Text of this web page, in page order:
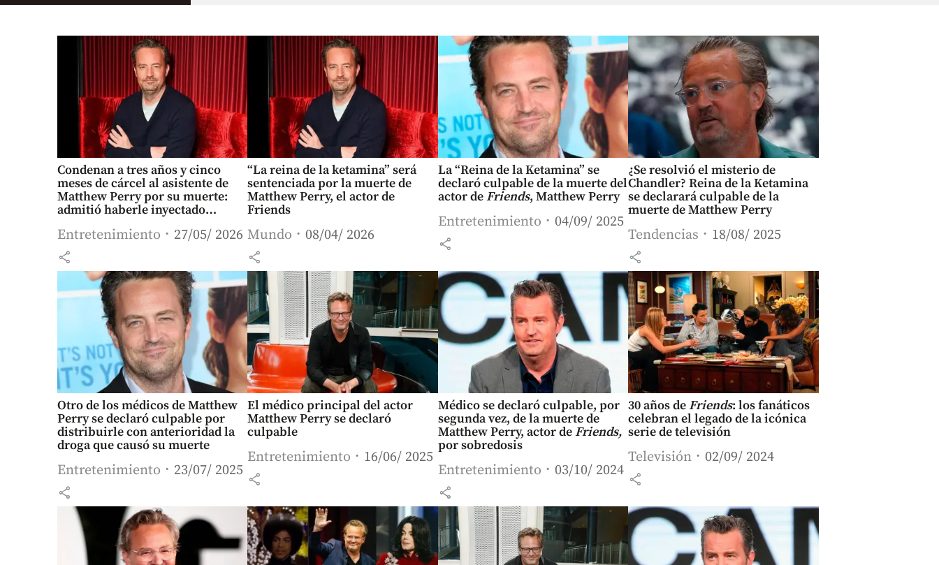
Condenan a tres años y cinco
meses de cárcel al asistente de
Matthew Perry por su muerte:
admitió haberle inyectado
Entretenimiento 27/05/ 2026
share
“La reina de la ketamina” será
sentenciada por la muerte de
Matthew Perry, el actor de
Friends
Mundo 08/04/ 2026
share
La “Reina de la Ketamina” se
declaró culpable de la muerte del
actor deFriends, Matthew Perry
Entretenimiento 04/09/ 2025
share
¿Se resolvió el misterio de
Chandler? Reina de la Ketamina
se declarará culpable de la
muerte de Matthew Perry
Tendencias 18/08/ 2025
share
Otro de los médicos de Matthew
Perry se declaró culpable por
distribuirle con anterioridad la
droga que causó su muerte
Entretenimiento 23/07/ 2025
share
El médico principal del actor
Matthew Perry se declaró
culpable
Entretenimiento 16/06/ 2025
share
Médico se declaró culpable, por
segunda vez, de la muerte de
Matthew Perry, actor deFriends,
por sobredosis
Entretenimiento 03/10/ 2024
share
30 años deFriends: los fanáticos
celebran el legado de la icónica
serie de televisión
Televisión 02/09/ 2024
share